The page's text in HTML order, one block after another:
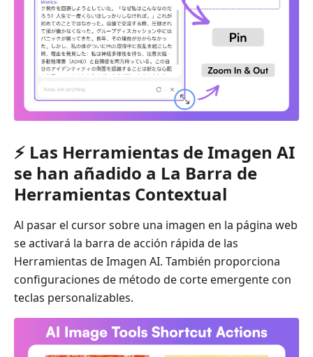
⚡️ Las Herramientas de Imagen AI
se han añadido a La Barra de
Herramientas Contextual
Al pasar el cursor sobre una imagen en la página web
se activará la barra de acción rápida de las
Herramientas de Imagen AI. También proporciona
configuraciones de método de corte emergente con
teclas personalizables.